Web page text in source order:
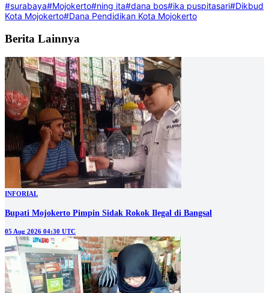
#surabaya#Mojokerto#ning ita#dana bos#ika puspitasari#Dikbud
Kota Mojokerto#Dana Pendidikan Kota Mojokerto
Berita Lainnya
INFORIAL
Bupati Mojokerto Pimpin Sidak Rokok Ilegal di Bangsal
05 Aug 2026 04:30 UTC